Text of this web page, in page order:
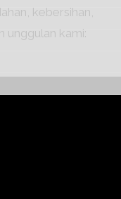
kebersihan,
unggulan kami: